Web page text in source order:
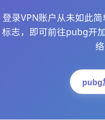
登录VPN账户从未如此
标志，即可前往pubg开
pubg